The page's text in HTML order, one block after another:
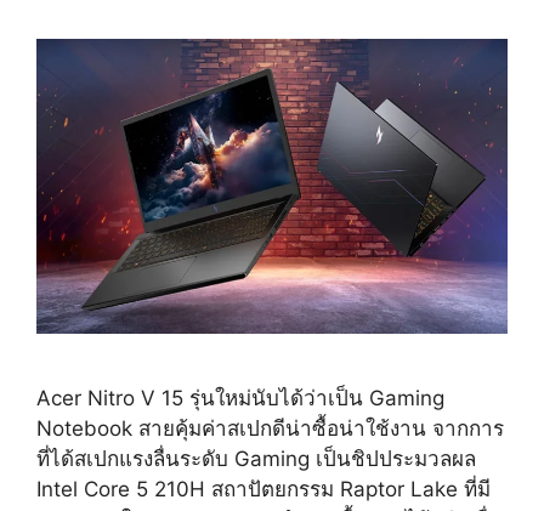
Acer Nitro V 15 รุ่นใหม่นับได้ว่าเป็น Gaming
Notebook สายคุ้มค่าสเปกดีน่าซื้อน่าใช้งาน จากการ
ที่ได้สเปกแรงลื่นระดับ Gaming เป็นชิปประมวลผล
Intel Core 5 210H สถาปัตยกรรม Raptor Lake ที่มี